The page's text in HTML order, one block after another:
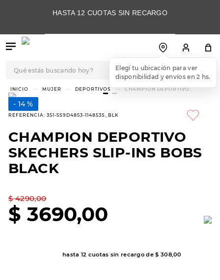
HASTA 12 CUOTAS SIN RECARGO
MUJER DEPORTIVOS
CHAMPION DEPORTIVO
14 %
REFERENCIA: 351-5S9D4853-114853S_BLK
CHAMPION DEPORTIVO
SKECHERS SLIP-INS BOBS
BLACK
$ 4290,00
$ 3690,00
hasta 12 cuotas sin recargo de$ 308,00
TÉRMINOS MÁS
BUSCADOS
1.
3.
skechers slip-ins